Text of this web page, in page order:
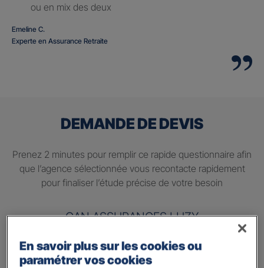
ou en mix des deux
Emeline C.
Experte en Assurance Retraite
DEMANDE DE DEVIS
Prenez 2 minutes pour remplir ce rapide questionnaire afin
que l’agence sélectionnée vous recontacte rapidement
pour finaliser l’étude précise de votre besoin
GAN ASSURANCES LUZY
Information sur votre besoin :
En savoir plus sur les cookies ou
paramétrer vos cookies